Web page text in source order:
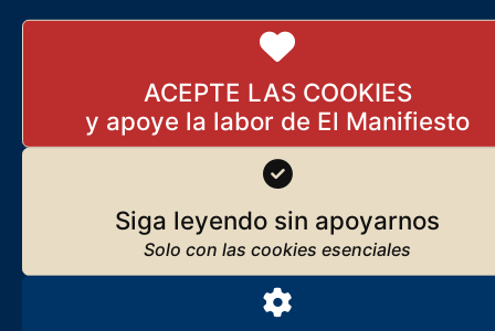
ACEPTE LAS COOKIES
Siga leyendo sin apoyarnos
Desvelando la verdad del 23-F